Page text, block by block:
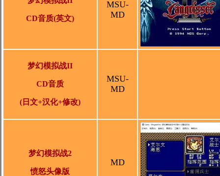
CD音质(英文)
MSU-
MD
梦幻模拟战II
CD音质
(日文+汉化+修改)
MSU-
MD
梦幻模拟战2
愤怒头像版
MD